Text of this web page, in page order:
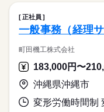
正社員
一般事務（経理
町田機工株式会社
沖縄県沖縄市